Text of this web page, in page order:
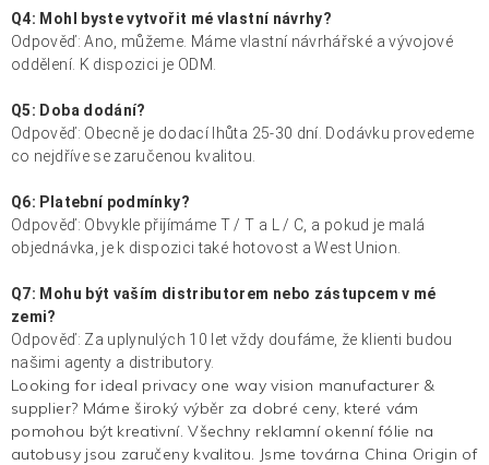
Q4: Mohl byste vytvořit mé vlastní návrhy?
Odpověď: Ano, můžeme. Máme vlastní návrhářské a vývojové
oddělení. K dispozici je ODM.
Q5: Doba dodání?
Odpověď: Obecně je dodací lhůta 25-30 dní. Dodávku provedeme
co nejdříve se zaručenou kvalitou.
Q6: Platební podmínky?
Odpověď: Obvykle přijímáme T / T a L / C, a pokud je malá
objednávka, je k dispozici také hotovost a West Union.
Q7: Mohu být vaším distributorem nebo zástupcem v mé
zemi?
Odpověď: Za uplynulých 10 let vždy doufáme, že klienti budou
našimi agenty a distributory.
Looking for ideal privacy one way vision manufacturer &
supplier? Máme široký výběr za dobré ceny, které vám
pomohou být kreativní. Všechny reklamní okenní fólie na
autobusy jsou zaručeny kvalitou. Jsme továrna China Origin of